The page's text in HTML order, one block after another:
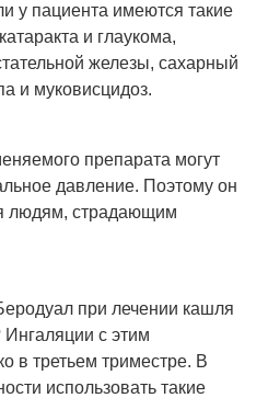
у пациента имеются такие
и глаукома,
железы, сахарный
и муковисцидоз.
препарата могут
давление. Поэтому он
людям, страдающим
при лечении кашля
с этим
в третьем триместре. В
использовать такие